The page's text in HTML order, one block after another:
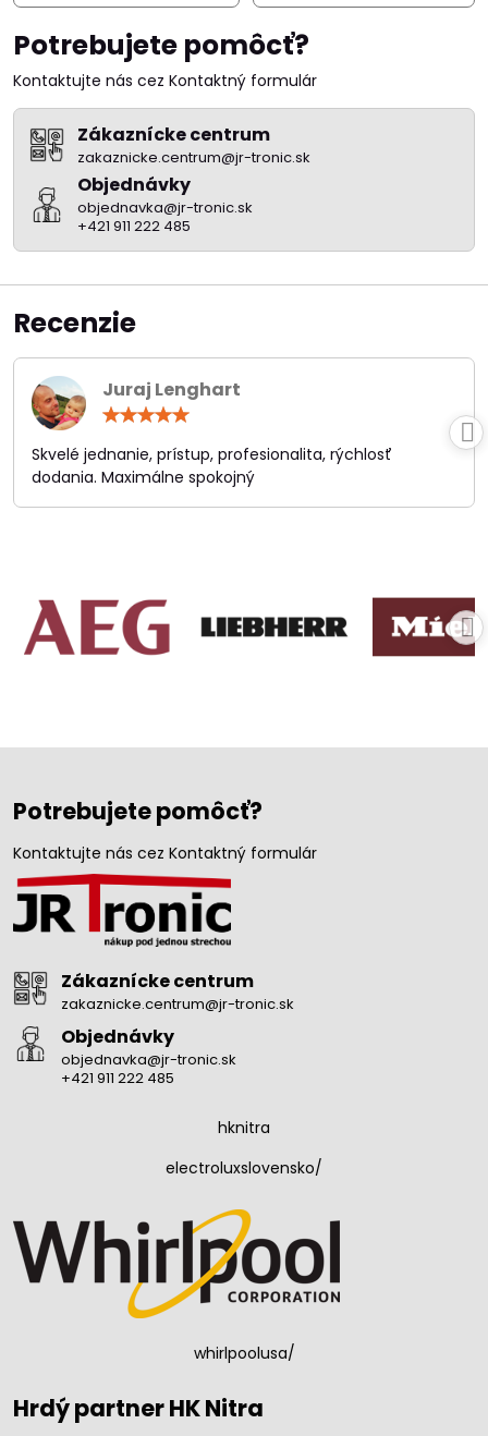
Potrebujete pomôcť?
Kontaktujte nás cez Kontaktný formulár
Zákaznícke centrum
zakaznicke.centrum@jr-tronic.sk
Objednávky
objednavka@jr-tronic.sk
+421 911 222 485
Recenzie
Juraj Lenghart
/
5
Skvelé jednanie, prístup, profesionalita, rýchlosť
dodania. Maximálne spokojný
Potrebujete pomôcť?
Kontaktujte nás cez Kontaktný formulár
Zákaznícke centrum
zakaznicke.centrum@jr-tronic.sk
Objednávky
objednavka@jr-tronic.sk
+421 911 222 485
hknitra
electroluxslovensko/
whirlpoolusa/
Hrdý partner HK Nitra